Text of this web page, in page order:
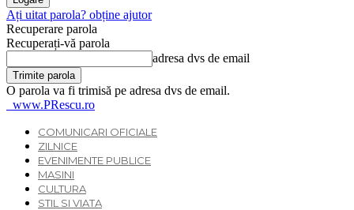
Ați uitat parola? obține ajutor
Recuperare parola
Recuperați-vă parola
adresa dvs de email
O parola va fi trimisă pe adresa dvs de email.
www.PRescu.ro
COMUNICARI OFICIALE
ZILNICE
EVENIMENTE PUBLICE
MASINI
CULTURA
STIL SI VIATA